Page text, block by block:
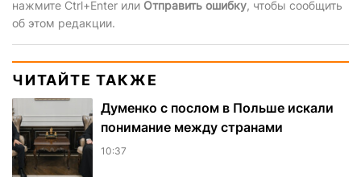
нажмите Ctrl+Enter или Отправить ошибку, чтобы сообщить
об этом редакции.
ЧИТАЙТЕ ТАКЖЕ
Думенко с послом в Польше искали
понимание между странами
10:37